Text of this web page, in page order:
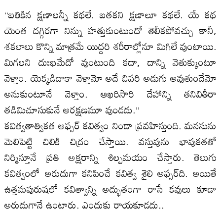
‘‘బతికిన క్షణాలన్నీ కథలే. బతకని క్షణాలూ కథలే. యే కథ
యెంత దగ్గిరగా నిన్ను హత్తుకుంటుందో తెలీకపోవచ్చు కానీ,
శకలాలు కొన్ని మాత్రమే యిద్దరి శరీరాల్లోనూ మిగిలే వుంటాయి.
మిగలని దుఃఖమేదో వుంటుంది కదా, దాన్ని వెతుక్కుంటూ
వెళ్తాం. యెక్కడిదాకా వెళ్తామో అదే చివరి అడుగు అవుతుందేమో
అనుకుంటూనే వెళ్తాం. ఆఖరిసారి దేహాన్ని తనివితీరా
తడిమిచూసుకునే అరక్షణమూ వుండదు.’’
కవిత్వతాత్వికత అఫ్సర్‌ కవిత్వం నిండా ప్రవహిస్తుంది. మనసును
మెలిపెట్టి చిలికి చిద్రం చేస్తాయి. వస్తువును భావుకతతో
నిర్మిస్తూనే ప్రతి అక్షరాన్ని శిల్పమయం చేస్తారు. తెలుగు
కవిత్వంలో అరుదుగా కనిపించే కవిత్వ శైలి అఫ్సర్‌ది. అయితే
ఉత్తమపురుషలో కవిత్వాన్ని అద్భుతంగా రాసే కవులు కూడా
అరుదుగానే ఉంటారు. ఎందుకు రాయకూడదు..